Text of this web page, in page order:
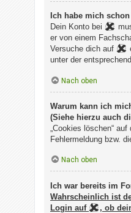
Ich habe mich
Dein Konto bei
er von einem
Versuche dich auf
unter der
Nach oben
Warum kann ich
(Siehe hierzu auch
„Cookies löschen“
Fehlermeldung bzw.
Nach oben
Ich war bereits im
Wahrscheinlich ist
Login auf
, ob